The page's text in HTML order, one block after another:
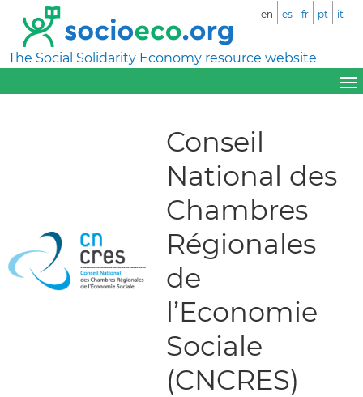
The Social Solidarity Economy resource website
en es fr pt it
Conseil
National des
Chambres
Régionales
de
l’Economie
Sociale
(CNCRES)